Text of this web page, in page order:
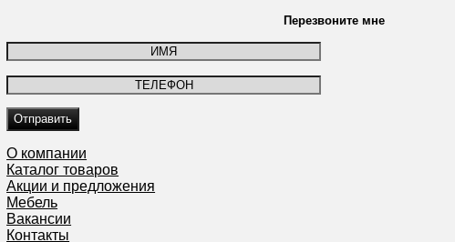
Перезвоните мне
О компании
Каталог товаров
Акции и предложения
Мебель
Вакансии
Контакты